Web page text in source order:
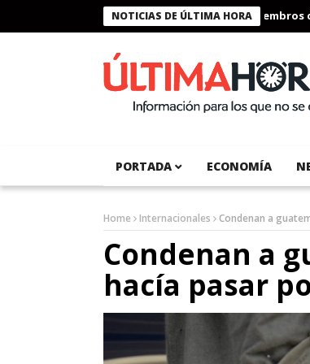
NOTICIAS DE ÚLTIMA HORA
Presidente Bukele condecora a miembros de
PORTADA ECONOMÍA
Home Internacionales Condenan a
Condenan a
hacía pasar